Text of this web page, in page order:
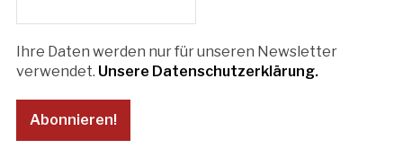
Ihre Daten werden nur für unseren Newsletter
verwendet. Unsere Datenschutzerklärung.